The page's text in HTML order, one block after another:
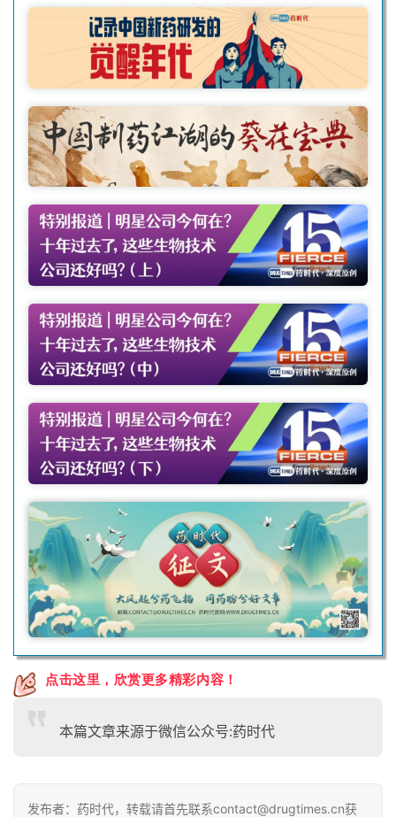
点击这里，欣赏更多精彩内容！
本篇文章来源于微信公众号:药时代
发布者：药时代，转载请首先联系contact@drugtimes.cn获